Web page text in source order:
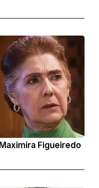
Maximira Figueiredo